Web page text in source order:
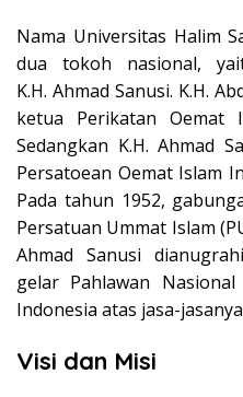
Nama Universitas Halim
dua tokoh nasional,
K.H. Ahmad Sanusi. K.H.
ketua Perikatan Oemat
Sedangkan K.H. Ahmad
Persatoean Oemat Islam
Pada tahun 1952,
Persatuan Ummat Islam
Ahmad Sanusi
gelar Pahlawan
Indonesia atas jasa-
Visi dan Misi